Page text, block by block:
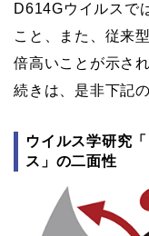
D614Gウイルスで
こと、また、従来
倍高いことが示さ
続きは、是非下記
ウイルス学研究
ス」の二面性